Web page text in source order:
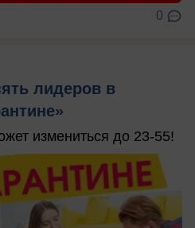
0
лидеров в
измениться до 23-55!